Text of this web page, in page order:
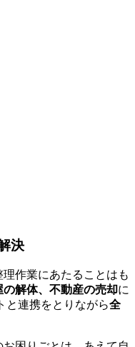
決
作業にあたることはも
解体、不動産の売却に
と連携をとりながら全